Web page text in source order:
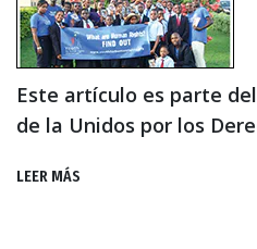
Este artículo es parte
de la Unidos por los
LEER MÁS